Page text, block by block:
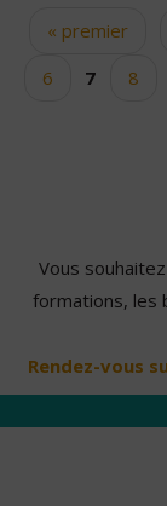
Pages« premier
6
7 8
Vous
formations, les
Rendez-vous